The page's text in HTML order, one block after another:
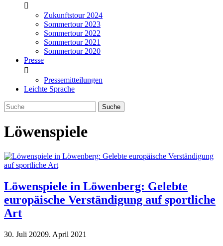
Zukunftstour 2024
Sommertour 2023
Sommertour 2022
Sommertour 2021
Sommertour 2020
Presse
Pressemitteilungen
Leichte Sprache
Löwenspiele
Löwenspiele in Löwenberg: Gelebte
europäische Verständigung auf sportliche
Art
30. Juli 20209. April 2021